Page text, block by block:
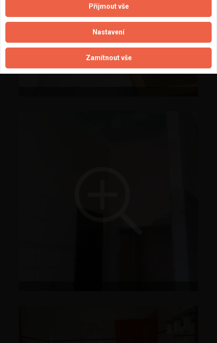
Přijmout vše
Nastavení
Zamítnout vše